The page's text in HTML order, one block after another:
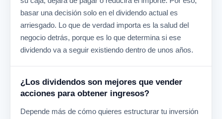
basar una decisión solo en el dividendo actual es
arriesgado. Lo que de verdad importa es la salud del
negocio detrás, porque es lo que determina si ese
dividendo va a seguir existiendo dentro de unos años.
¿Los dividendos son mejores que vender
acciones para obtener ingresos?
Depende más de cómo quieres estructurar tu inversión